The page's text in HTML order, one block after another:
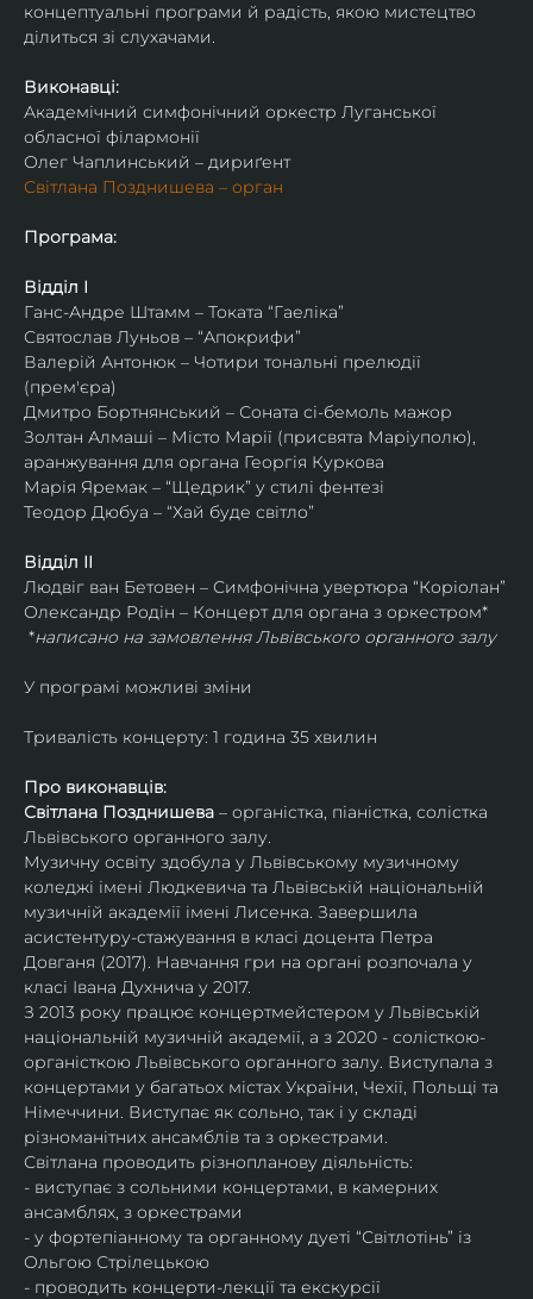
концептуальні програми й радість, якою мистецтво
ділиться зі слухачами.
Виконавці:
Академічний симфонічний оркестр Луганської
обласної філармонії
Олег Чаплинський – дириґент
Світлана Позднишева – орган
Програма:
Відділ I
Ганс-Андре Штамм – Токата “Гаеліка”
Святослав Луньов – “Апокрифи”
Валерій Антонюк – Чотири тональні прелюдії
(прем'єра)
Дмитро Бортнянський – Соната сі-бемоль мажор
Золтан Алмаші – Місто Марії (присвята Маріуполю),
аранжування для органа Георгія Куркова
Марія Яремак – “Щедрик” у стилі фентезі
Теодор Дюбуа – “Хай буде світло”
Відділ II
Людвіг ван Бетовен – Симфонічна увертюра “Коріолан”
Олександр Родін – Концерт для органа з оркестром*
*написано на замовлення Львівського органного залу
У програмі можливі зміни
Тривалість концерту: 1 година 35 хвилин
Про виконавців:
Світлана Позднишева – органістка, піаністка, солістка
Львівського органного залу.
Музичну освіту здобула у Львівському музичному
коледжі імені Людкевича та Львівській національній
музичній академії імені Лисенка. Завершила
асистентуру-стажування в класі доцента Петра
Довганя (2017). Навчання гри на органі розпочала у
класі Івана Духнича у 2017.
З 2013 року працює концертмейстером у Львівській
національній музичній академії, а з 2020 - солісткою-
органісткою Львівського органного залу. Виступала з
концертами у багатьох містах України, Чехії, Польщі та
Німеччини. Виступає як сольно, так і у складі
різноманітних ансамблів та з оркестрами.​
Світлана проводить різнопланову діяльність:
- виступає з сольними концертами, в камерних
ансамблях, з оркестрами
- у фортепіанному та органному дуеті “Світлотінь” із
Ольгою Стрілецькою
- проводить концерти-лекції та екскурсії